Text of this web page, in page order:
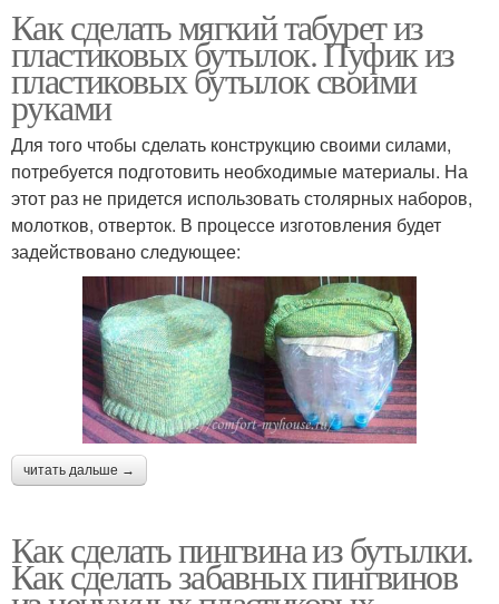
Как сделать мягкий табурет из
пластиковых бутылок. Пуфик из
пластиковых бутылок своими
руками
Для того чтобы сделать конструкцию своими силами,
потребуется подготовить необходимые материалы. На
этот раз не придется использовать столярных наборов,
молотков, отверток. В процессе изготовления будет
задействовано следующее:
читать дальше →
Как сделать пингвина из бутылки.
Как сделать забавных пингвинов